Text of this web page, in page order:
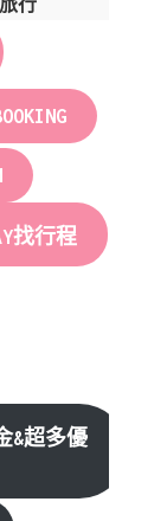
找行程
&超多優